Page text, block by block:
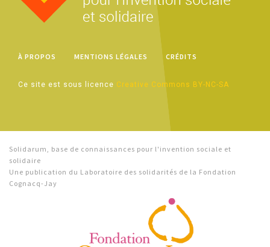
À PROPOS MENTIONS LÉGALES CRÉDITS
Ce site est sous licence Creative Commons BY-NC-SA
Solidarum, base de connaissances pour l'invention sociale et
solidaire
Une publication du Laboratoire des solidarités de la Fondation
Cognacq-Jay